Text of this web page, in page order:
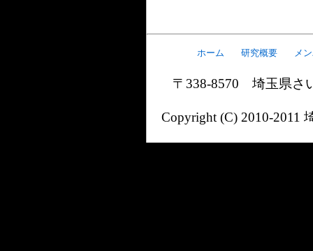
ホーム 研究概要 メ
〒338-8570 埼玉県さ
Copyright (C) 2010-2011